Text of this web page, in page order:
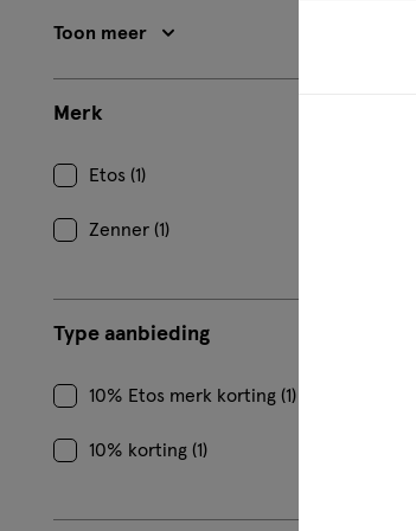
Toon meer
Merk
Etos (1)
Zenner (1)
Type aanbieding
10% Etos merk korting (1)
10% korting (1)